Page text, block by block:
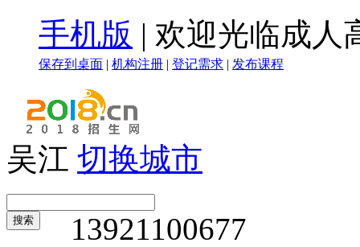
手机版 | 欢迎光临成人
保存到桌面 | 机构注册 | 登记需求 | 发布课程
吴江 切换城市
搜索
13921100677